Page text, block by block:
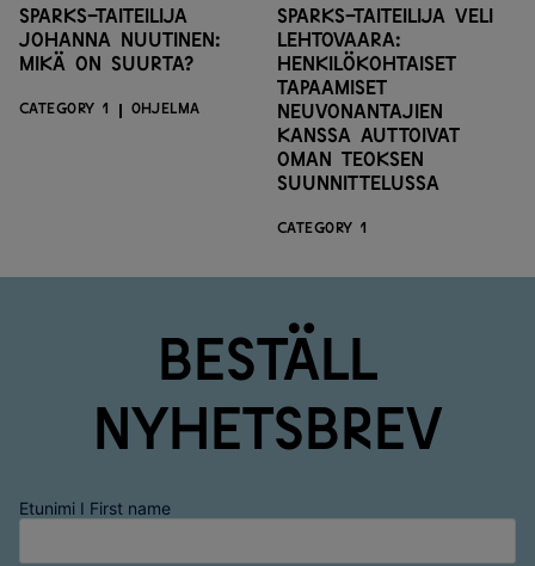
SPARKS-taiteilija
Johanna Nuutinen:
Mikä on suurta?
CATEGORY 1 OHJELMA
SPARKS-taiteilija Veli
Lehtovaara:
Henkilökohtaiset
tapaamiset
neuvonantajien
kanssa auttoivat
oman teoksen
suunnittelussa
CATEGORY 1
Beställ
nyhetsbrev
Etunimi I First name